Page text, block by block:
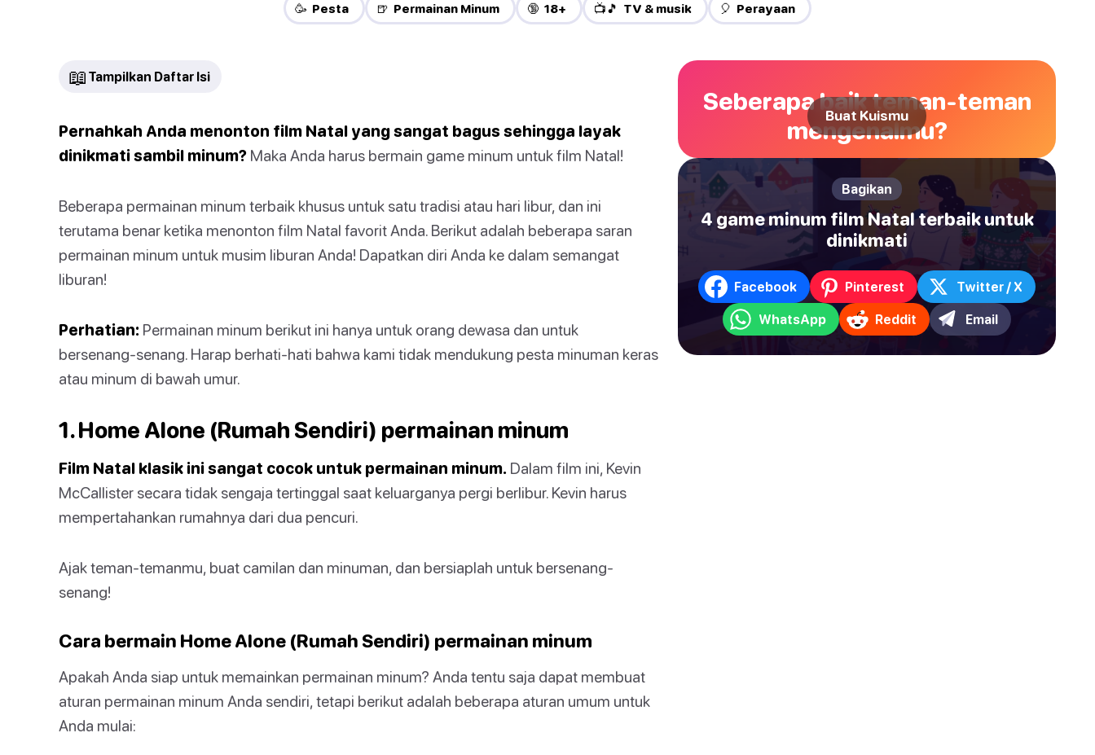
🥳 Pesta 🍺 Permainan Minum 🔞 18+ 📺🎵 TV & musik 🎈 Perayaan
📖 Tampilkan Daftar Isi
Pernahkah Anda menonton film Natal yang sangat bagus sehingga layak
dinikmati sambil minum? Maka Anda harus bermain game minum untuk film Natal!
Beberapa permainan minum terbaik khusus untuk satu tradisi atau hari libur, dan ini
terutama benar ketika menonton film Natal favorit Anda. Berikut adalah beberapa saran
permainan minum untuk musim liburan Anda! Dapatkan diri Anda ke dalam semangat
liburan!
Perhatian: Permainan minum berikut ini hanya untuk orang dewasa dan untuk
bersenang-senang. Harap berhati-hati bahwa kami tidak mendukung pesta minuman keras
atau minum di bawah umur.
1. Home Alone (Rumah Sendiri) permainan minum
Film Natal klasik ini sangat cocok untuk permainan minum. Dalam film ini, Kevin
McCallister secara tidak sengaja tertinggal saat keluarganya pergi berlibur. Kevin harus
mempertahankan rumahnya dari dua pencuri.
Ajak teman-temanmu, buat camilan dan minuman, dan bersiaplah untuk bersenang-
senang!
Cara bermain Home Alone (Rumah Sendiri) permainan minum
Apakah Anda siap untuk memainkan permainan minum? Anda tentu saja dapat membuat
aturan permainan minum Anda sendiri, tetapi berikut adalah beberapa aturan umum untuk
Anda mulai:
Seberapa baik teman-teman
mengenalmu?
Buat Kuismu
Bagikan
4 game minum film Natal terbaik untuk
dinikmati
Facebook Pinterest Twitter / X
WhatsApp Reddit Email